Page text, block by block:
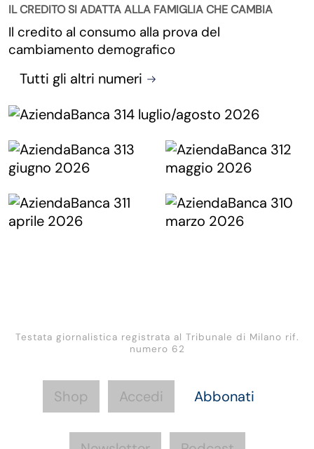
IL CREDITO SI ADATTA ALLA FAMIGLIA CHE CAMBIA
Il credito al consumo alla prova del
cambiamento demografico
Tutti gli altri numeri
Testata giornalistica registrata al Tribunale di Milano rif.
numero 62
Shop Accedi Abbonati